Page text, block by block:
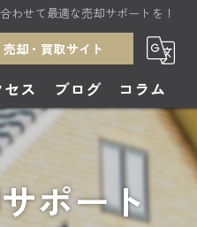
わせて最適な売却サポートを！
売却・買取サイト
セス ブログ コラム
ポート